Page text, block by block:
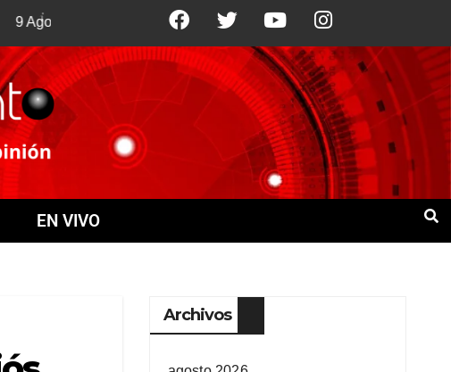
+21°C 10 Ago +21°C 11 Ago
EN VIVO
Archivos